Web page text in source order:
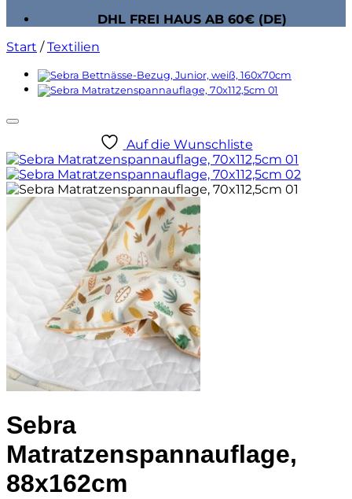
DHL FREI HAUS AB 60€ (DE)
Start / Textilien
Auf die Wunschliste
Sebra
Matratzenspannauflage,
88x162cm